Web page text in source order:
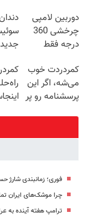
دیجیتال
دوربین لامپی
چرخشی 360
درجه فقط
🔥 پرداخت
درب منزل
سبک
کمردردت خوب
می‌شه، اگر این
پرسشنامه رو پر
فوری؛ زمانبندی‌ شارژ
چرا موشک‌های ایران
ترامپ هفته آینده به